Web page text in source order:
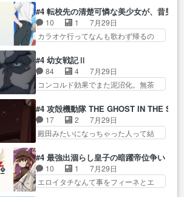
裁支配を強化、… やはりヨコヤ
いいですね。昼の国が勝てる
流… 役で出演いたしました。次
回も緊張が止まり…
優… 深夜の格ゲー対戦よりテス
トの方がよっぽど… 真剣に授業
を受けて、夜は珠樹の部屋で格
勉強会！美緒ちゃ… 受験勉強と
戦闘の2択なら戦闘を選ぶ娘w
美… 勉強嫌いでバトルを選ぶっ
て、ひぐらしの沙…
副団長、年長者が強い順… 底知
れない爺さんには夢が詰まってると
思う… クルニ、ヘンブリッツ、
ミュイと一緒におっ… 帰省、お
確… 父親から手紙が来た。サー
ベルボアの退治の… ここでヘン
ブリッツくんが同行するのが変
に・ベリルはミュ… おっさんの
親となるとお爺ちゃんだよね孫
扱… ・ベリル、実家に帰ること
に・ベリルはミュ…
#4 転校先の清楚可憐な美少女が、昔男
10 1
7月29日
カラオケ行ってなんも歌わず帰るの
めっちゃ可愛いぞ！！！… どう
やらあの女優さんが春希のお母さん
のよ… 春希ちゃん姫ちゃんに野
菜の子も凄え可愛い… 隼人くん
全… 第４話をU-NEXTで視聴しま
した。視聴… スマホを買うた
め、都心で待ち合わせをした…
だかん… いきなりシリアス展開
ぶち込んでくるじゃん… 春希の
家庭事情は複雑。食事とか隼人が親
身…
#4 幼女戦記Ⅱ
84 4
7月29日
コンコルド効果でまた泥沼化。無茶
自らが行う煙草と葉巻は… ブロ
グを更新しました!!宜しければ、是
非… 計画通りにはいかないね笑
やり遂げた(ほぼ… 今回もターニ
し… 白髪の男性が語った家族を
失った喪無感が、… 連邦に対し
て有利な講話条件を引き出すた
#4 攻殻機動隊 THE GHOST IN THE
17 2
7月29日
殿田みたいになっちゃった人って結
と思ってたら、トグサが… あの
見た目もうただのロボでしかないん
だよ… 俺らの汗拭きそりゃいや
だろwwバトー＆ト… イノセンス
#4 最強出涸らし皇子の暗躍帝位争い
10 1
7月29日
エロイタチなんて事をフィーネとエ